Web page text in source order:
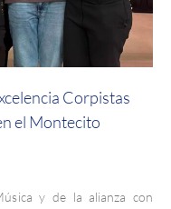
Corpistas
el Montecito
y de la alianza con